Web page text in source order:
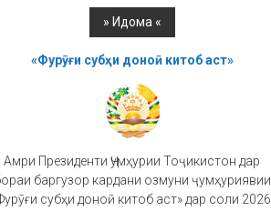
«Фурӯғи субҳи доноӣ китоб аст»
Амри Президенти Ҷумҳурии Тоҷикистон дар
баргузор кардани озмуни ҷумҳуриявии
субҳи доноӣ китоб аст» дар соли 2026.